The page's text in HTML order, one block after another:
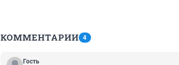
КОММЕНТАРИИ 4
Гость